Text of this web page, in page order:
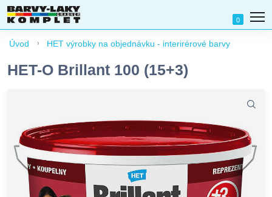
0
Úvod HET výrobky na objednávku - interirérové barvy
HET-O Brillant 100 (15+3)